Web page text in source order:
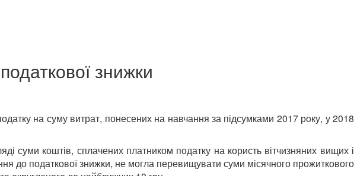
знижки
на суму витрат, понесених на навчання за підсумками 2017 року, у 2018
суми коштів, сплачених платником податку на користь вітчизняних вищих і
до податкової знижки, не могла перевищувати суми місячного прожиткового